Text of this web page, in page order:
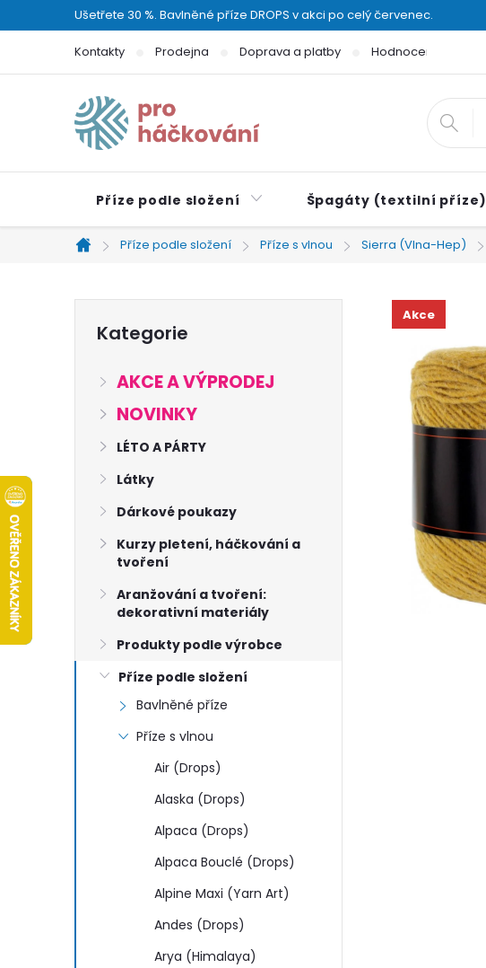
na
Ušetřete 30 %. Bavlněné příze DROPS v akci po celý červenec.
Kontakty Prodejna Doprava a platby Hodnocení obchodu
Příze podle složení Špagáty (textilní příze)
Domů
Příze podle složení Příze s vlnou Sierra (Vlna-Hep)
kategorie
Kategorie
AKCE A VÝPRODEJ
NOVINKY
LÉTO A PÁRTY
Látky
Dárkové poukazy
Kurzy pletení, háčkování a
tvoření
Aranžování a tvoření:
dekorativní materiály
Produkty podle výrobce
Příze podle složení
Bavlněné příze
Příze s vlnou
Air (Drops)
Alaska (Drops)
Alpaca (Drops)
Alpaca Bouclé (Drops)
Alpine Maxi (Yarn Art)
Andes (Drops)
Arya (Himalaya)
Akce